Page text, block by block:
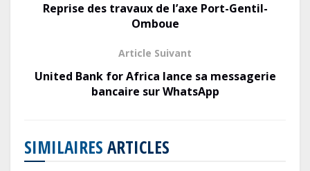
Reprise des travaux de l’axe Port-Gentil-
Omboue
Article Suivant
United Bank for Africa lance sa messagerie
bancaire sur WhatsApp
SIMILAIRES ARTICLES